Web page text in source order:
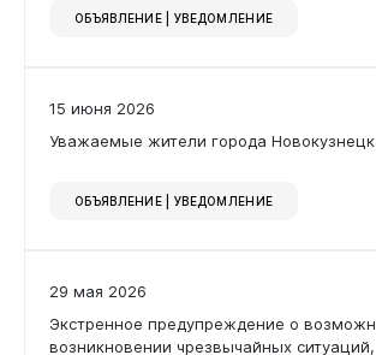
Бизнесу
ОБЪЯВЛЕНИЕ | УВЕДОМЛЕНИЕ
15 июня 2026
Уважаемые жители города
ОБЪЯВЛЕНИЕ | УВЕДОМЛЕНИЕ
29 мая 2026
Экстренное предупреждение о
возникновении чрезвычайных ситуаций,